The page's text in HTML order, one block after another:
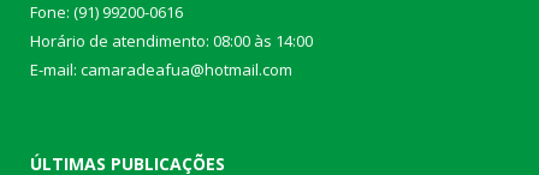
Fone: (91) 99200-0616
Horário de atendimento: 08:00 às 14:00
E-mail: camaradeafua@hotmail.com
ÚLTIMAS PUBLICAÇÕES